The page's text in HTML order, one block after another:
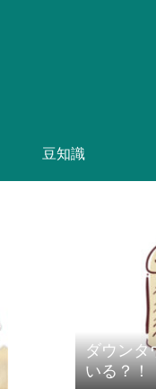
豆知識
ダウンタ
いる？！